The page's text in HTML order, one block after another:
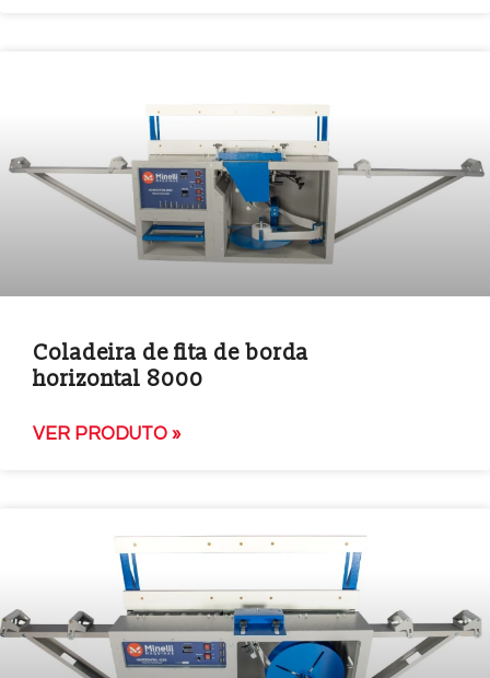
Coladeira de fita de borda
horizontal 8000
VER PRODUTO »